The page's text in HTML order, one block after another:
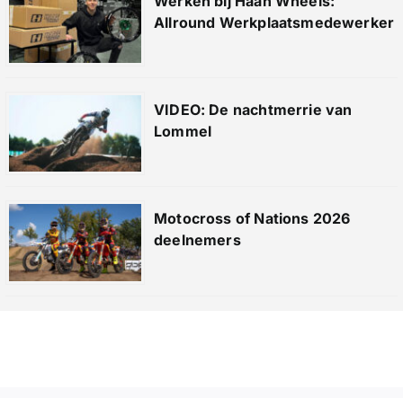
Allround Werkplaatsmedewerker
VIDEO: De nachtmerrie van
Lommel
Motocross of Nations 2026
deelnemers